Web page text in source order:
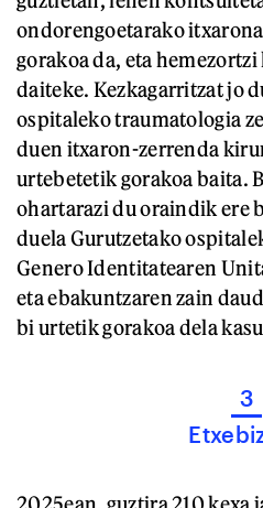
ondorengoetarako
gorakoa da, eta
daiteke. Kezkagarritzat jo
ospitaleko traumatologia
duen itxaron-zerrenda
urtebetetik gorakoa baita.
ohartarazi du oraindik ere
duela Gurutzetako
Genero Identitatearen
eta ebakuntzaren zain
bi urtetik gorakoa dela
3
2025ean, guztira 210 kexa